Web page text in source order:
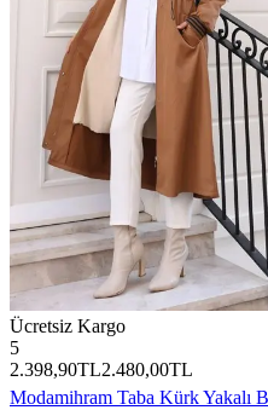
Ücretsiz Kargo
5
2.398,90TL2.480,00TL
Modamihram Taba Kürk Yakalı